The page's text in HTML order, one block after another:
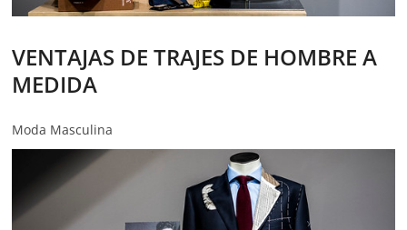
VENTAJAS DE TRAJES DE HOMBRE A
MEDIDA
Moda Masculina